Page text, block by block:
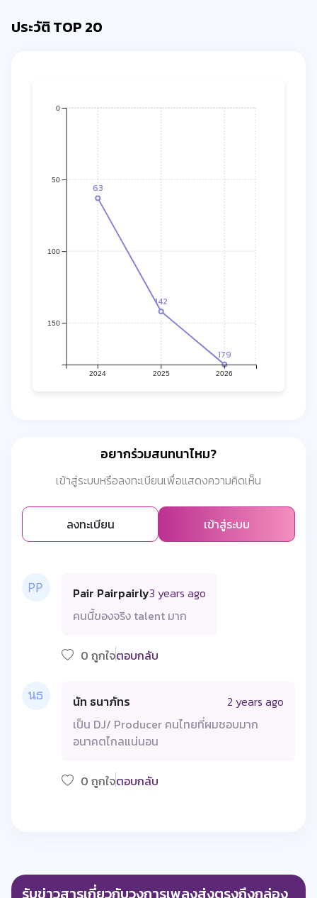
ประวัติ TOP 20
63
142
179
2024 2025 2026
150
100
50
0
อยากร่วมสนทนาไหม?
เข้าสู่ระบบหรือลงทะเบียนเพื่อแสดงความคิดเห็น
ลงทะเบียน เข้าสู่ระบบ
Pair Pairpairly3 years ago
คนนี้ของจริง talent มาก
0 ถูกใจตอบกลับ
นัท ธนาภัทร
2 years ago
เป็น DJ/ Producer คนไทยที่ผมชอบมาก
อนาคตไกลแน่นอน
0 ถูกใจตอบกลับ
รับข่าวสารเกี่ยวกับวงการเพลงส่งตรงถึงกล่อง